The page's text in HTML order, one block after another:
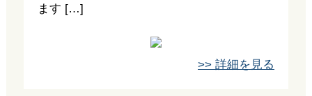
ます […]
>> 詳細を見る